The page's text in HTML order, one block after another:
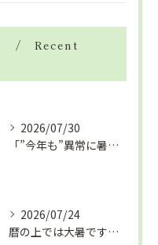
Recent
2026/07/30
「”今年も”異常に暑い夏」酷暑+冷房＝夏風邪、腰痛、ひざの痛...
2026/07/24
暦の上では大暑です！腰痛や肩こりから来る頭痛